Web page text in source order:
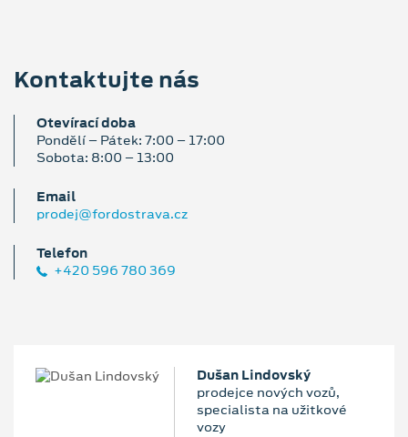
Kontaktujte nás
Otevírací doba
Pondělí – Pátek: 7:00 – 17:00
Sobota: 8:00 – 13:00
Email
prodej@fordostrava.cz
Telefon
+420 596 780 369
Dušan Lindovský
prodejce nových vozů,
specialista na užitkové
vozy